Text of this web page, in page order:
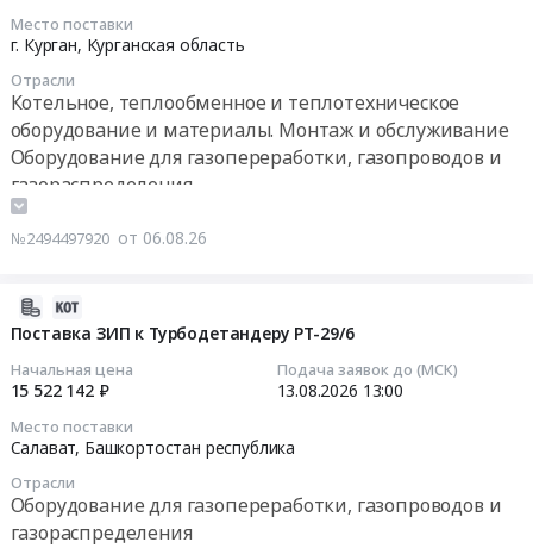
Место поставки
г. Курган, Курганская область
Отрасли
Котельное, теплообменное и теплотехническое
оборудование и материалы. Монтаж и обслуживание
Оборудование для газопереработки, газопроводов и
газораспределения
Контрольно-измерительные приборы и автоматика,
монтаж и обслуживание
видеонаблюдение, средства контроля доступа
№2494497920 от 06.08.26
Поставка ЗИП к Турбодетандеру РТ-29/6
Начальная цена
15 522 142 ₽
Подача заявок до (МСК)
13.08.2026 13:00
Место поставки
Салават, Башкортостан республика
Отрасли
Оборудование для газопереработки, газопроводов и
газораспределения